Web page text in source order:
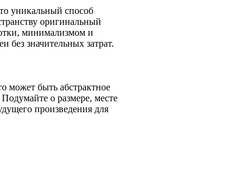
уникальный способ
оригинальный
минимализмом и
без значительных затрат.
может быть абстрактное
о размере, месте
произведения для